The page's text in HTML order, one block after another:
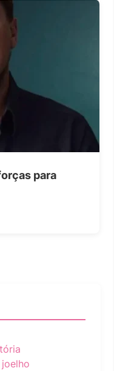
para